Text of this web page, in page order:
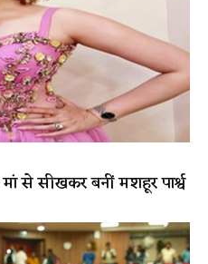
सीखकर बनीं मशहूर पार्श्व